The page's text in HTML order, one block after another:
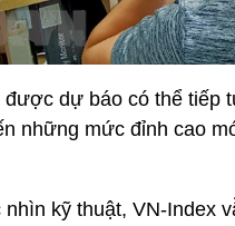
được dự báo có thể tiếp
những mức đỉnh cao
nhìn kỹ thuật, VN-Index